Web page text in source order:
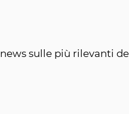
sulle più rilevanti